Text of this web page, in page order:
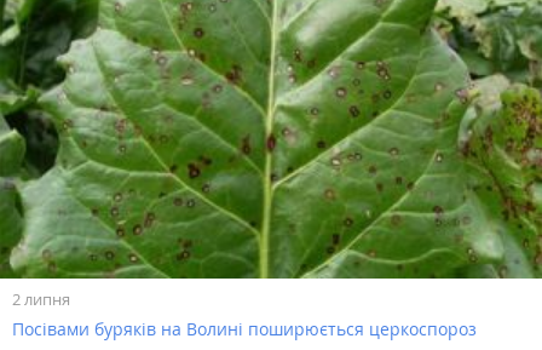
2 липня
Посівами буряків на Волині поширюється церкоспороз